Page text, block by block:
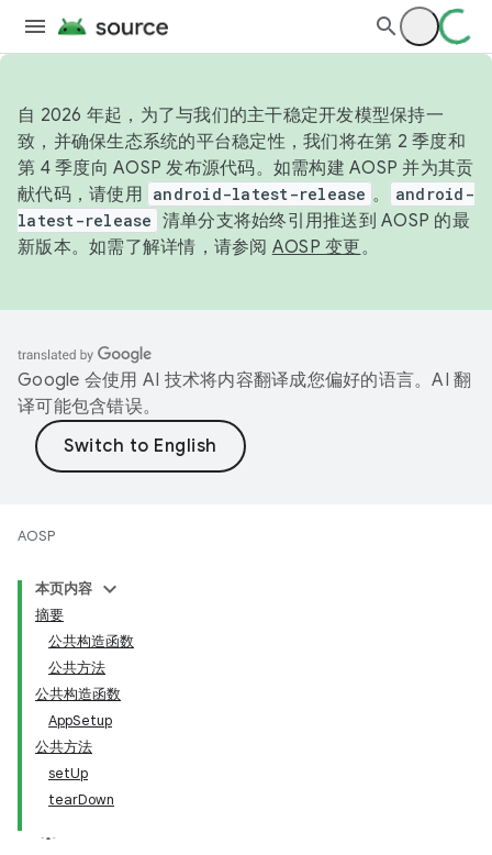
自 2026 年起，为了与我们的主干稳定开发模型保持一
致，并确保生态系统的平台稳定性，我们将在第 2 季度和
第 4 季度向 AOSP 发布源代码。如需构建 AOSP 并为其贡
献代码，请使用 android-latest-release 。
android-
latest-release 清单分支将始终引用推送到 AOSP 的最
新版本。如需了解详情，请参阅 AOSP 变更。
Google 会使用 AI 技术将内容翻译成您偏好的语言。AI 翻
译可能包含错误。
AOSP
本页内容
摘要
公共构造函数
公共方法
公共构造函数
AppSetup
公共方法
setUp
tearDown